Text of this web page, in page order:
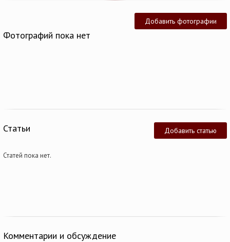
Добавить фотографии
Фотографий пока нет
Добавить статью
Статьи
Статей пока нет.
Комментарии и обсуждение